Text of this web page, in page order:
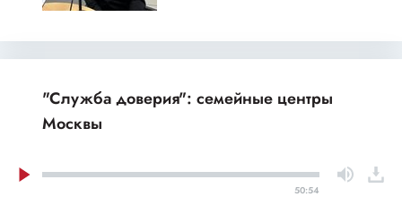
"Служба доверия": семейные центры
Москвы
50:54